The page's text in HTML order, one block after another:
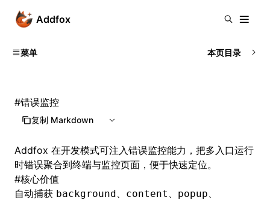
Addfox
菜单 本页目录
#错误监控
复制 Markdown
Addfox 在开发模式可注入错误监控能力，把多入口运行
时错误聚合到终端与监控页面，便于快速定位。
#核心价值
自动捕获 background、 content 、 popup、